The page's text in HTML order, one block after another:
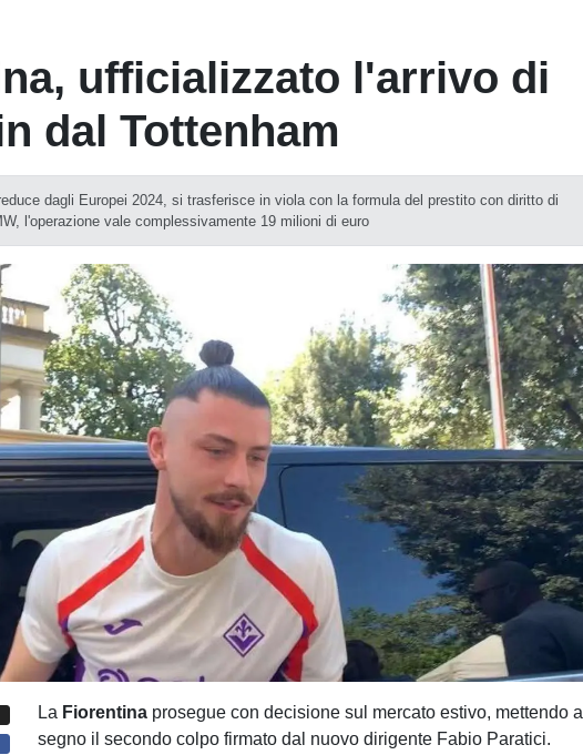
ufficializzato l'arrivo di
dal Tottenham
dagli Europei 2024, si trasferisce in viola con la formula del prestito con diritto di
l'operazione vale complessivamente 19 milioni di euro
La Fiorentina prosegue con decisione sul mercato estivo, mettendo a
segno il secondo colpo firmato dal nuovo dirigente Fabio Paratici.